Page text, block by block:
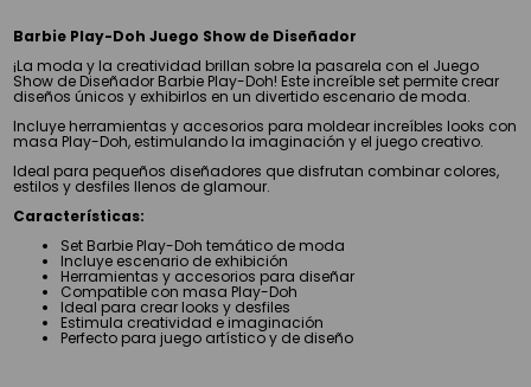
Barbie Play-Doh Juego Show de Diseñador
¡La moda y la creatividad brillan sobre la pasarela con el Juego
Show de Diseñador Barbie Play-Doh! Este increíble set permite crear
diseños únicos y exhibirlos en un divertido escenario de moda.
Incluye herramientas y accesorios para moldear increíbles looks con
masa Play-Doh, estimulando la imaginación y el juego creativo.
Ideal para pequeños diseñadores que disfrutan combinar colores,
estilos y desfiles llenos de glamour.
Características:
Set Barbie Play-Doh temático de moda
Incluye escenario de exhibición
Herramientas y accesorios para diseñar
Compatible con masa Play-Doh
Ideal para crear looks y desfiles
Estimula creatividad e imaginación
Perfecto para juego artístico y de diseño